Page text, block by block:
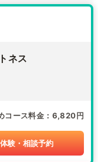
ネス
コース料金 6,820円
体験・相談予約